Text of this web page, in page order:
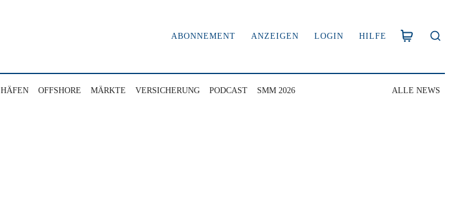
ABONNEMENT ANZEIGEN LOGIN HILFE
HÄFEN OFFSHORE MÄRKTE VERSICHERUNG PODCAST SMM 2026 ALLE NEWS